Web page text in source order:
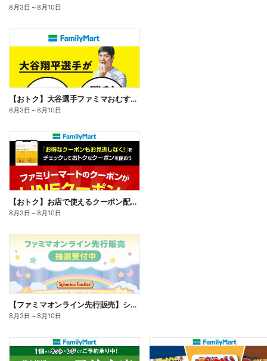
8月3日 ～8月10日
【おトク】大谷選手ファミマおむすび割
8月3日 ～8月10日
【おトク】お店で使えるクーポン配信中
8月3日 ～8月10日
【ファミマオンライン先行販売】シルバニアファミリー
8月3日 ～8月10日